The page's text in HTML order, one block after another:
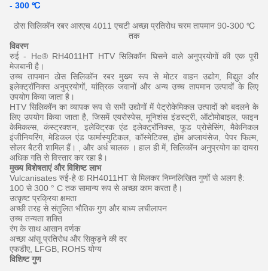
- 300 ℃
ठोस सिलिकॉन रबर आरएच 4011 एचटी अच्छा प्रतिरोध चरम तापमान 90-300 ℃
तक
विवरण
रुई - He® RH4011HT HTV सिलिकॉन घिसने वाले अनुप्रयोगों की एक पूरी
मेजबानी है।
उच्च तापमान ठोस सिलिकॉन रबर मुख्य रूप से मोटर वाहन उद्योग, विद्युत और
इलेक्ट्रॉनिक्स अनुप्रयोगों, यांत्रिक जवानों और अन्य उच्च तापमान उत्पादों के लिए
उपयोग किया जाता है।
HTV सिलिकॉन का व्यापक रूप से सभी उद्योगों में पेट्रोकेमिकल उत्पादों को बदलने के
लिए उपयोग किया जाता है, जिसमें एयरोस्पेस, मूनिशंस इंडस्ट्री, ऑटोमोबाइल, फाइन
केमिकल्स, कंस्ट्रक्शन, इलेक्ट्रिक एंड इलेक्ट्रॉनिक्स, फूड प्रोसेसिंग, मैकेनिकल
इंजीनियरिंग, मेडिकल एंड फार्मास्युटिकल, कॉस्मेटिक्स, होम अप्लायंसेज, पेपर फिल्म,
सोलर बैटरी शामिल हैं। , और अर्ध चालक । हाल ही में, सिलिकॉन अनुप्रयोग का दायरा
अधिक गति से विस्तार कर रहा है।
मुख्य विशेषताएं और विशिष्ट लाभ
Vulcanisates रुई-हे ® RH4011HT से मिलकर निम्नलिखित गुणों से अलग है:
100 से 300 ° C तक सामान्य रूप से अच्छा काम करता है।
उत्कृष्ट प्रक्रिया क्षमता
अच्छी तरह से संतुलित भौतिक गुण और बाध्य लचीलापन
उच्च तन्यता शक्ति
रंग के साथ आसान वर्णक
अच्छा आंसू प्रतिरोध और सिकुड़ने की दर
एफडीए, LFGB, ROHS योग्य
विशिष्ट गुण